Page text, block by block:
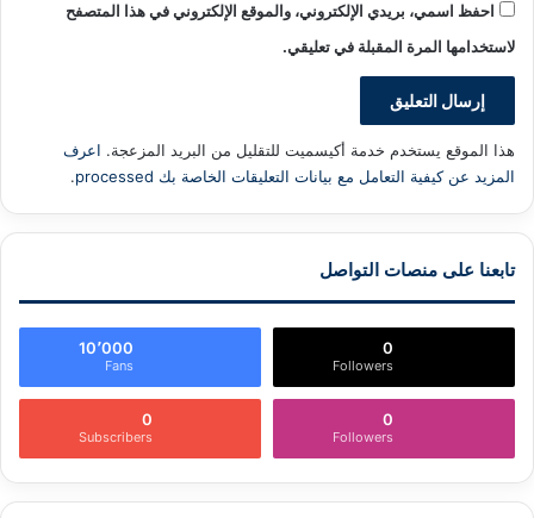
احفظ اسمي، بريدي الإلكتروني، والموقع الإلكتروني في هذا المتصفح
لاستخدامها المرة المقبلة في تعليقي.
هذا الموقع يستخدم خدمة أكيسميت للتقليل من البريد المزعجة. اعرف
المزيد عن كيفية التعامل مع بيانات التعليقات الخاصة بك processed
.
تابعنا على منصات التواصل
10٬000
Fans
0
Followers
0
Subscribers
0
Followers